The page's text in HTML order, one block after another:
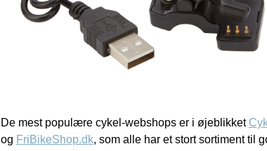
De mest populære cykel-webshops er i øjeblikket
og FriBikeShop.dk, som alle har et stort sortiment til